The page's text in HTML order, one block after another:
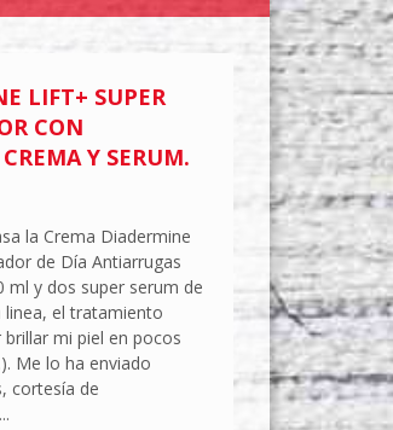
LIFT+ SUPER
CON
Y SERUM.
la Crema Diadermine
de Día Antiarrugas
ml y dos super serum de
linea, el tratamiento
mi piel en pocos
Me lo ha enviado
cortesía de